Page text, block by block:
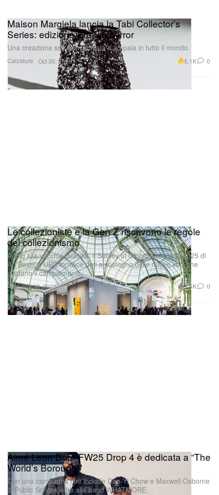
Calzature
Maison Margiela lancia la Tabi Collector’s
Series: edizione Broken Mirror
Una creazione surreale, limitata a 25 paia in tutto il mondo.
Oct 30, 2025 5.1K 0
Arte
Le collezioniste e la Gen Z riscrivono le regole
del collezionismo
Addio alla vecchia guardia: il Survey of Global Collecting 2025 di
Art Basel & UBS fornisce dati a sostegno delle nuove voci che
guidano il cambiamento.
Oct 30, 2025 1.5K 0
Aimé Leon Dore FW25 Drop 4 è dedicata a “The
World’s Borough”
Con una campagna che include Dao‑Yi Chow e Maxwell Osborne
di Public School, oltre alla band WHATMORE.